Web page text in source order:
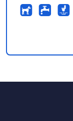
schöner Pool
Brotverkauf,